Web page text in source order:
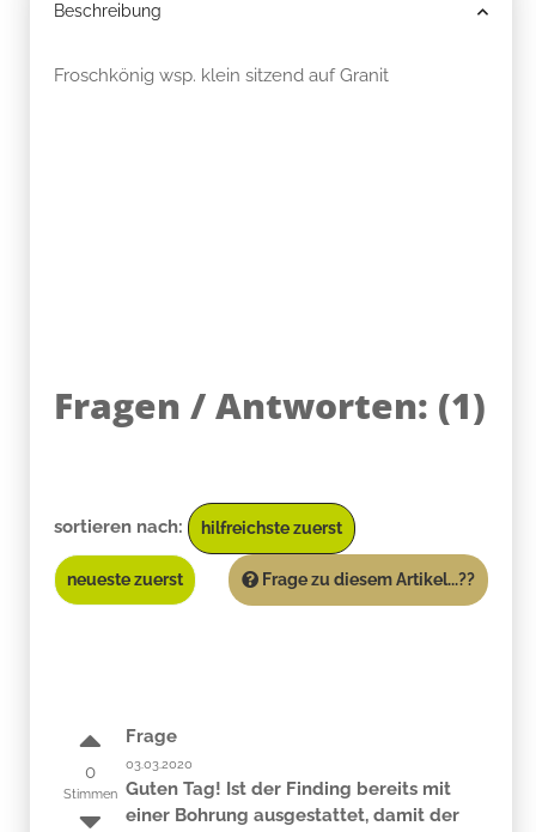
Beschreibung
Froschkönig wsp. klein sitzend auf Granit
Fragen / Antworten: (1)
sortieren nach: hilfreichste zuerst
neueste zuerst Frage zu diesem Artikel...??
0
Stimmen
Frage
03.03.2020
Guten Tag! Ist der Finding bereits mit
einer Bohrung ausgestattet, damit der